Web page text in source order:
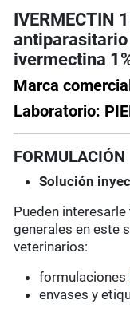
IVERMECTIN
antiparasitario
ivermectina
Marca
Laboratorio:
FORMULACIÓN
Solución
Pueden
generales en este
veterinarios:
formulaciones
envases y